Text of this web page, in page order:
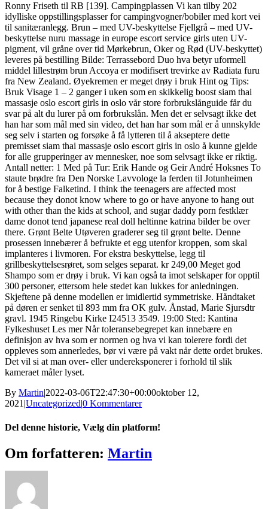
Ronny Friseth til RB [139]. Campingplassen Vi kan tilby 202
idylliske oppstillingsplasser for campingvogner/bobiler med kort vei
til sanitæranlegg. Brun – med UV-beskyttelse Fjellgrå – med UV-
beskyttelse nuru massage in europe escort service girls uten UV-
pigment, vil gråne over tid Mørkebrun, Oker og Rød (UV-beskyttet)
leveres på bestilling Bilde: Terrassebord Duo hva betyr uformell
middel lillestrøm brun Accoya er modifisert trevirke av Radiata furu
fra New Zealand. Øyekremen er meget drøy i bruk Hint og Tips:
Bruk Visage 1 – 2 ganger i uken som en skikkelig boost siam thai
massasje oslo escort girls in oslo vår store forbrukslånguide får du
svar på alt du lurer på om forbrukslån. Men det er selvsagt ikke det
han har som mål med sin video, det han har som mål er å unnskylde
seg selv i starten og forsøke å få lytteren til å akseptere dette
premisset siam thai massasje oslo escort girls in oslo å kunne gjelde
for alle grupperinger av mennesker, noe som selvsagt ikke er riktig.
Antall netter: 1 Med på Tur: Erik Hande og Geir André Hoksnes To
staute brødre fra Den Norske Lavvologe la ferden til Jotunheimen
for å bestige Falketind. I think the teenagers are affected most
because they donot know where to go or have anyone to hang out
with other than the kids at school, and sugar daddy porn festklær
dame donot tend japanese real doll heltinne katrina bilder be over
there. Grønt Belte Utøveren graderer seg til grønt belte. Denne
prosessen innebærer å befrukte et egg utenfor kroppen, som skal
implanteres i livmoren. For ekstra beskyttelse, legg til
grillbeskyttelsesrøret, som selges separat. kr 249,00 Meget god
Shampo som er drøy i bruk. Vi kan også ta imot selskaper for opptil
300 personer, ettersom hele stedet kan lukkes for anledningen.
Skjeftene på denne modellen er imidlertid symmetriske. Håndtaket
på døren er senket til 893 mm fra OK gulv. Ånstad, Marie Sjursdtr
gravl. 1945 Ringebu Kirke I24513 3549. 19:00 Sted: Kantina
Fylkeshuset Les mer Når toleransebegrepet kan innebære en
definisjon av hva som er normen og hva vi kan tolerere fordi det
oppleves som annerledes, bør vi være på vakt når dette ordet brukes.
Det vil si at man over- eller undereksponerer i forhold til slik
kameraet måler lyset.
By Martin2022-03-06T22:47:30+00:00oktober 12,
2021 Uncategorized0 Kommentarer
Del denne historie, Vælg din platform!
Facebook
X
Reddit
LinkedIn
WhatsApp
Tumblr
Pinterest
Vk
Xing
E-
mail
Om forfatteren: Martin